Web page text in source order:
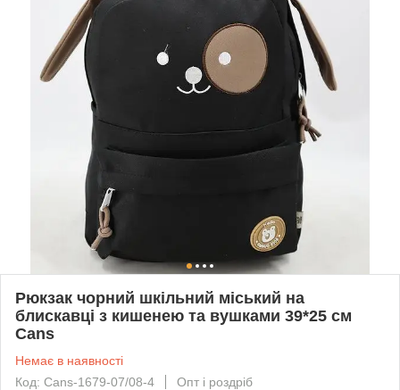
Рюкзак чорний шкільний міський на
блискавці з кишенею та вушками 39*25 см
Cans
Немає в наявності
Код: Cans-1679-07/08-4
Опт і роздріб